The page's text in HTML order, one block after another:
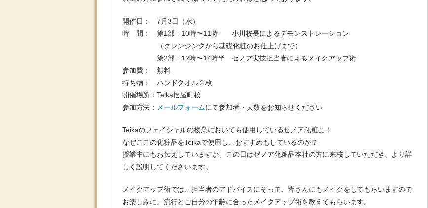
開催日： 7月3日（水）
時 間： 第1部：10時〜11時 小川校長によるデモンストレーション
（クレンジングから基礎化粧のお仕上げまで）
第2部：12時〜14時半 ゼノア実技担当者によるメイクアップ術
参加費： 無料
持ち物： ハンドタオル２枚
開催場所：Teika松屋町校
参加方法：
メールフォームにて参加者・人数をお知らせください
Teikaのフェイシャルの授業においても使用しているゼノア化粧品！
なぜここの化粧品をTeikaで使用し、おすすめもしているのか？
授業中にもお伝えしていますが、この日はゼノア化粧品本社の方に来校していただき、より詳
しく説明してくださいます。
メイクアップ術では、担当者のアドバイスにそって、皆さんにもメイクをしてもらいますので
お楽しみに。流行とご自分の年齢に合ったメイクアップ術を教えてもらいます。